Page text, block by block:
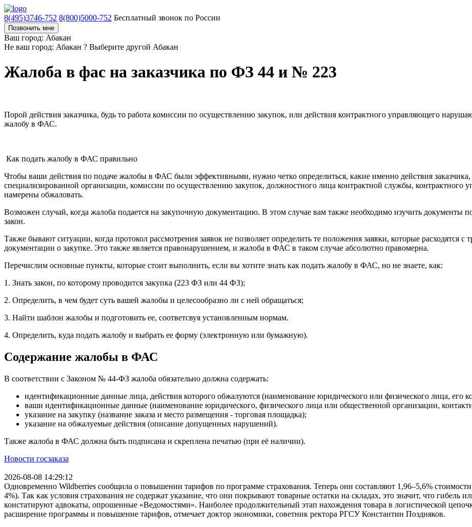
8(495)3746-752 8(800)5000-752 Бесплатный звонок по России
Позвонить мне
Ваш город: Абакан
Не ваш город: Абакан ? Выберите другой Абакан
Жалоба в фас на заказчика по ФЗ 44 и № 223
Порой действия заказчика, будь то работа комиссии по осуществлению закупок, или действия контрактного управляющего
жалобу в ФАС.
Как подать жалобу в ФАС правильно
Чтобы ваши действия по подаче жалобы в ФАС были эффективными, нужно четко определиться, какие именно действия
специализированной организации, комиссии по осуществлению закупок, должностного лица контрактной службы, контрактного
намерены обжаловать.
Возможен случай, когда жалоба подается на закупочную документацию. В этом случае вам также необходимо изучить документы
закон.
Также бывают ситуации, когда протокол рассмотрения заявок не позволяет определить те положения заявки, которые расходятся
документации о закупке. Это также является правонарушением, и жалоба в ФАС в таком случае абсолютно правомерна.
Перечислим основные пункты, которые стоит выполнить, если вы хотите знать как подать жалобу в ФАС, но не знаете, как:
1. Знать закон, по которому проводится закупка (223 ФЗ или 44 ФЗ);
2. Определить, в чем будет суть вашей жалобы и целесообразно ли с ней обращаться;
3. Найти шаблон жалобы и подготовить ее, соответсвуя установленным нормам.
4. Определить, куда подать жалобу и выбрать ее форму (электронную или бумажную).
Содержание жалобы в ФАС
В соответствии с Законом № 44-ФЗ жалоба обязательно должна содержать:
идентификационные данные лица, действия которого обжалуются (наименование юридического или физического лица, его
ваши идентификационные данные (наименование юридического, физического лица или общественной организации,
указание на закупку (название заказа и место размещения - торговая площадка);
указание на обжалуемые действия (описание допущенных нарушений).
Также жалоба в ФАС должна быть подписана и скреплена печатью (при её наличии).
Новости госзаказа
2026-08-08 14:29:12
Одновременно Wildberries сообщила о повышении тарифов по программе страхования. Теперь они составляют 1,96–5,6%
4%). Так как условия страхования не содержат указание, что они покрывают товарные остатки на складах, это значит, что гибель
констатируют адвокаты, опрошенные «Ведомостями». Наиболее продолжительный этап нахождения товара в логистической
расширение программы и повышение тарифов, отмечает доктор экономики, советник ректора РГСУ Константин Поздняков.